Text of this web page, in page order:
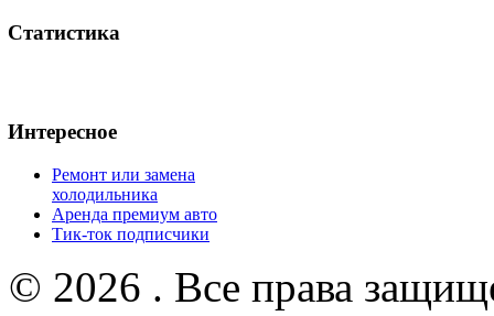
Статистика
Интересное
Ремонт или замена
холодильника
Аренда премиум авто
Тик-ток подписчики
© 2026 . Все права